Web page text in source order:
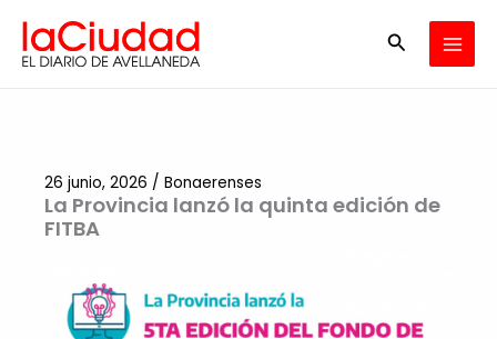
contenido
Buscar
La Provincia lanzó la quinta edición de
FITBA
26 junio, 2026 / Bonaerenses